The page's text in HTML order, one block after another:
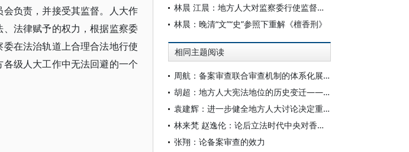
负责，并接受其监督。人大作
法律赋予的权力，根据监察委
在法治轨道上合理合法地行使
级人大工作中无法回避的一个
林晨 江晨：地方人大对监察委行使监督权的正当性及其实现
林晨：晚清“文”“史”参照下重解《檀香刑》
相同主题阅读
周航：备案审查联合审查机制的体系化展开
胡超：地方人大宪法地位的历史变迁——兼论地方性法规的性质与特征
袁建辉：进一步健全地方人大讨论决定重大事项的机制
林来梵 赵逸伦：论后立法时代中央对香港特区维护国家安全事务的监督权
张翔：论备案审查的效力